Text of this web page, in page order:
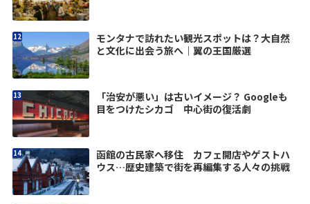
モンタナで訪れたい観光スポットは？大自然
と文化に出会う旅へ｜翼の王国厳選
「治安が悪い」は古いイメージ？ Googleも
目をつけたシカゴ 中心街の復活劇
函館の古民家へ移住 カフェ開店やゲストハ
ウス…歴史建築で街を再編集する人々の挑戦